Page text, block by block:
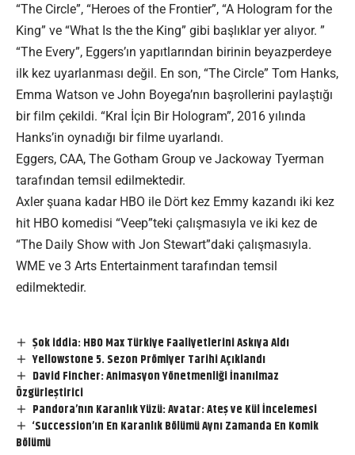
“The Circle”, “Heroes of the Frontier”, “A Hologram for the
King” ve “What Is the the King” gibi başlıklar yer alıyor. ”
“The Every”, Eggers’ın yapıtlarından birinin beyazperdeye
ilk kez uyarlanması değil. En son, “The Circle” Tom Hanks,
Emma Watson ve John Boyega’nın başrollerini paylaştığı
bir film çekildi. “Kral İçin Bir Hologram”, 2016 yılında
Hanks’in oynadığı bir filme uyarlandı.
Eggers, CAA, The Gotham Group ve Jackoway Tyerman
tarafından temsil edilmektedir.
Axler şuana kadar HBO ile Dört kez Emmy kazandı iki kez
hit HBO komedisi “Veep”teki çalışmasıyla ve iki kez de
“The Daily Show with Jon Stewart”daki çalışmasıyla.
WME ve 3 Arts Entertainment tarafından temsil
edilmektedir.
Şok iddia: HBO Max Türkiye Faaliyetlerini Askıya Aldı
Yellowstone 5. Sezon Prömiyer Tarihi Açıklandı
David Fincher: Animasyon Yönetmenliği İnanılmaz
Özgürleştirici
Pandora’nın Karanlık Yüzü: Avatar: Ateş ve Kül İncelemesi
‘Succession’ın En Karanlık Bölümü Aynı Zamanda En Komik
Bölümü